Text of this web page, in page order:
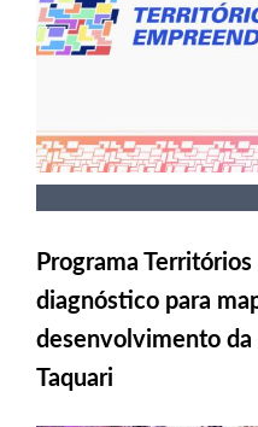
Programa
diagnóstico para
desenvolvimento da
Taquari